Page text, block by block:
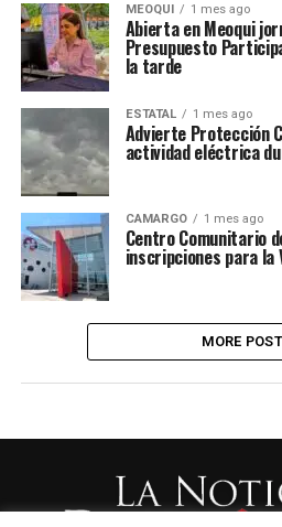
MEOQUI 1 mes ago
Abierta en Meoqui
Presupuesto
la tarde
ESTATAL 1 mes ago
Advierte Protección
actividad eléctrica
CAMARGO 1 mes ago
Centro Comunitario
inscripciones para la
MORE